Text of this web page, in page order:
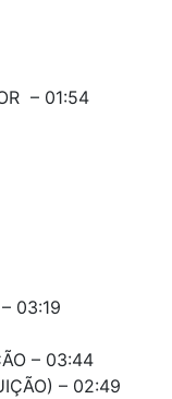
– 01:54
03:19
– 03:44
– 02:49